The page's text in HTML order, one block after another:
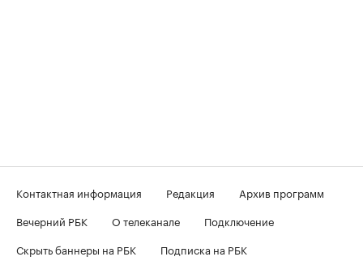
Контактная информация Редакция
Архив программ
Вечерний РБК
О телеканале
Подключение
Скрыть баннеры на РБК
Подписка на РБК